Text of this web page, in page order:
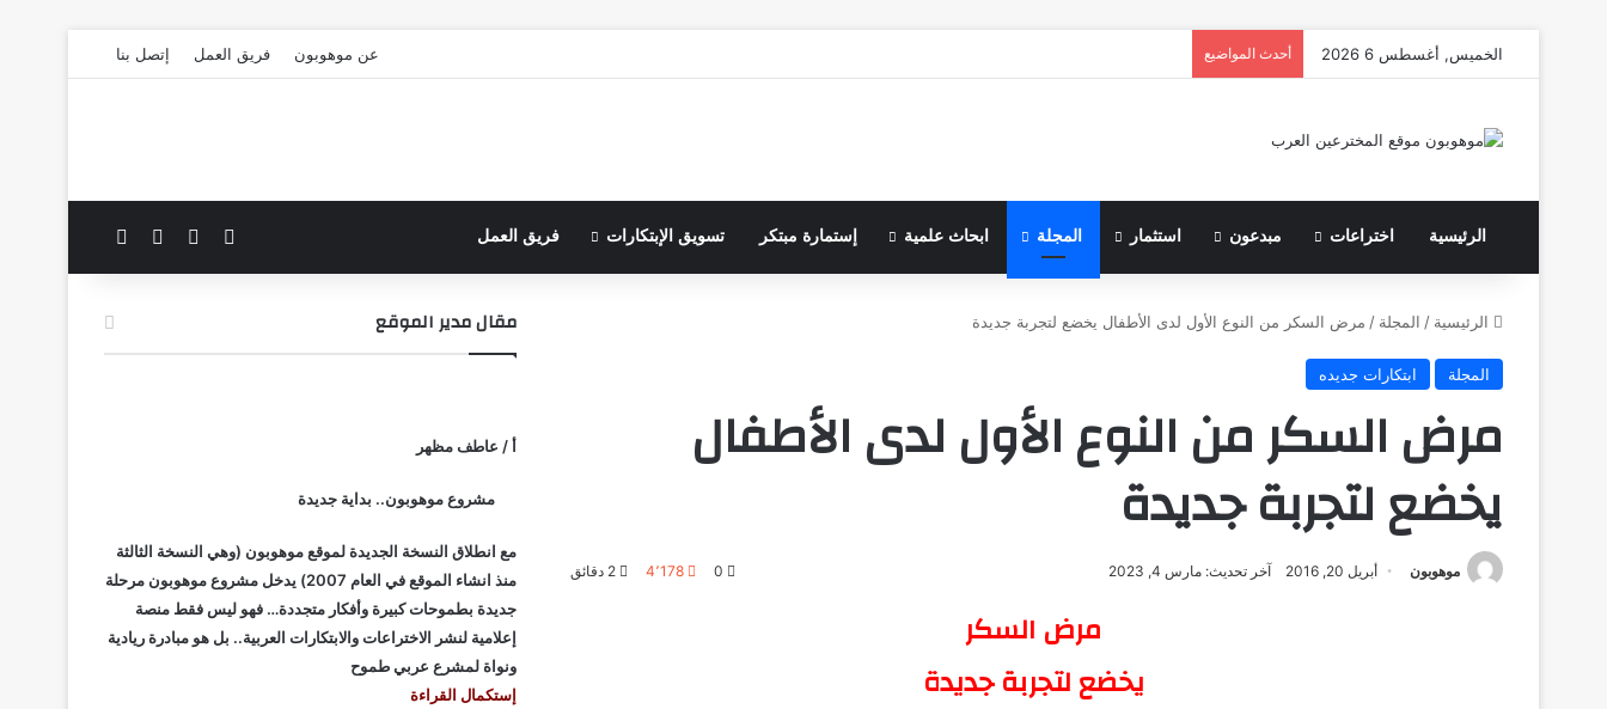
الخميس, أغسطس 6 2026 أحدث المواضيع عن موهوبون فريق العمل إتصل بنا
الرئيسية اختراعات مبدعون استثمار المجلة ابحاث علمية إستمارة مبتكر تسويق الإبتكارات فريق العمل فيسبوك الوضع المظلم
الرئيسية / المجلة / مرض السكر من النوع الأول لدى الأطفال يخضع لتجربة جديدة
المجلة ابتكارات جديده
مرض السكر من النوع الأول لدى الأطفال
يخضع لتجربة جديدة
موهوبون أبريل 20, 2016 آخر تحديث: مارس 4, 2023 0 4٬178
مرض السكر
يخضع لتجربة جديدة
مقال مدير الموقع
أ / عاطف مظهر
مشروع موهوبون.. بداية جديدة
مع انطلاق النسخة الجديدة لموقع موهوبون (وهي النسخة الثالثة
منذ انشاء الموقع في العام 2007) يدخل مشروع موهوبون مرحلة
جديدة بطموحات كبيرة وأفكار متجددة… فهو ليس فقط منصة
إعلامية لنشر الاختراعات والابتكارات العربية.. بل هو مبادرة ريادية
ونواة لمشرع عربي طموح
إستكمال القراءة